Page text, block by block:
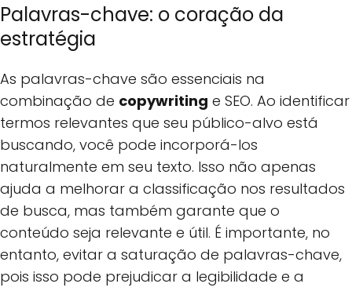
Palavras-chave: o coração da
estratégia
As palavras-chave são essenciais na
combinação de copywriting e SEO. Ao identificar
termos relevantes que seu público-alvo está
buscando, você pode incorporá-los
naturalmente em seu texto. Isso não apenas
ajuda a melhorar a classificação nos resultados
de busca, mas também garante que o
conteúdo seja relevante e útil. É importante, no
entanto, evitar a saturação de palavras-chave,
pois isso pode prejudicar a legibilidade e a